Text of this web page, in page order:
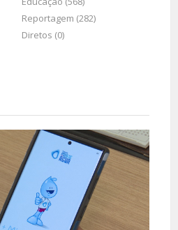
Reportagem (282)
Diretos (0)